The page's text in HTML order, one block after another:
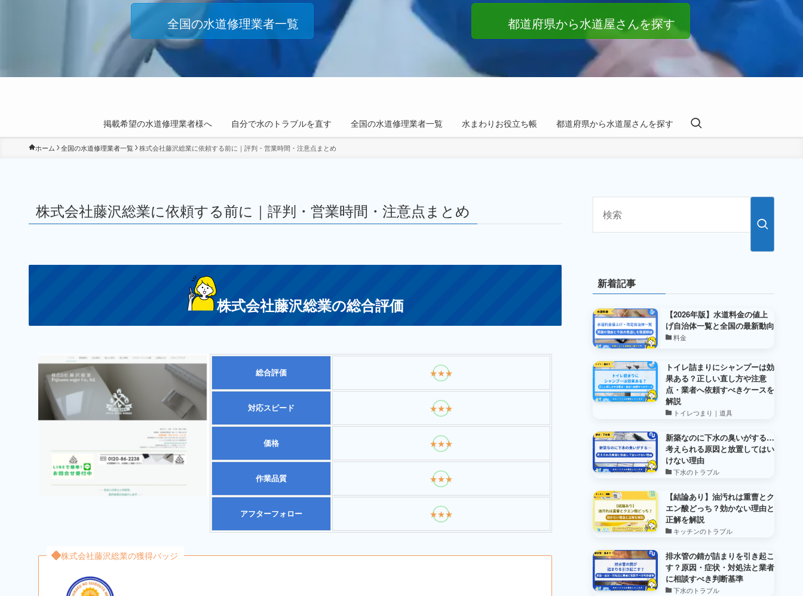
掲載希望の水道修理業者様へ 自分で水のトラブルを直す 全国の水道修理業者一覧 水まわりお役立ち帳 都道府県から水道屋さんを探す
全国の水道修理業者一覧 都道府県から水道屋さんを探す
ホーム 全国の水道修理業者一覧 株式会社藤沢総業に依頼する前に｜評判・営業時間・注意点まとめ
株式会社藤沢総業に依頼する前に｜評判・営業時間・注意点まとめ
株式会社藤沢総業の総合評価
総合評価 ★★★
対応スピード ★★★
価格 ★★★
作業品質 ★★★
アフターフォロー ★★★
株式会社藤沢総業の獲得バッジ
新着記事
【2026年版】水道料金の値上
げ自治体一覧と全国の最新動向
料金
トイレ詰まりにシャンプーは効
果ある？正しい直し方や注意
点・業者へ依頼すべきケースを
解説
トイレつまり｜道具
新築なのに下水の臭いがする…
考えられる原因と放置してはい
けない理由
下水のトラブル
【結論あり】油汚れは重曹とク
エン酸どっち？効かない理由と
正解を解説
キッチンのトラブル
排水管の錆が詰まりを引き起こ
す？原因・症状・対処法と業者
に相談すべき判断基準
下水のトラブル